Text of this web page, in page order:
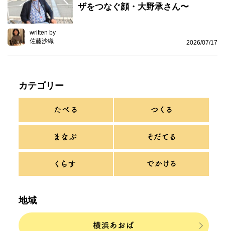
ザをつなぐ顔・大野承さん〜
written by
佐藤沙織
2026/07/17
カテゴリー
地域